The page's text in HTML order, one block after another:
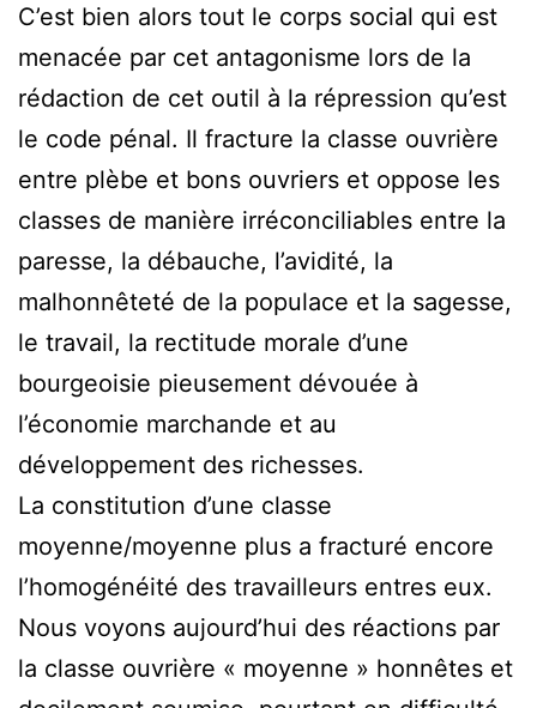
C’est bien alors tout le corps social qui est
menacée par cet antagonisme lors de la
rédaction de cet outil à la répression qu’est
le code pénal. Il fracture la classe ouvrière
entre plèbe et bons ouvriers et oppose les
classes de manière irréconciliables entre la
paresse, la débauche, l’avidité, la
malhonnêteté de la populace et la sagesse,
le travail, la rectitude morale d’une
bourgeoisie pieusement dévouée à
l’économie marchande et au
développement des richesses.
La constitution d’une classe
moyenne/moyenne plus a fracturé encore
l’homogénéité des travailleurs entres eux.
Nous voyons aujourd’hui des réactions par
la classe ouvrière « moyenne » honnêtes et